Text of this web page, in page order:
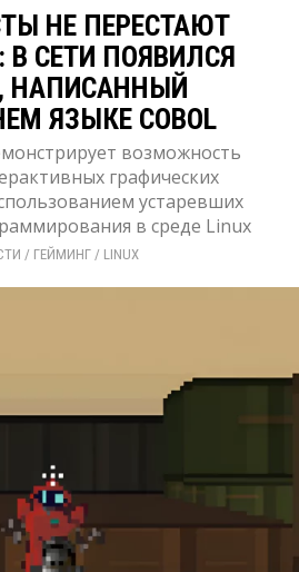
НЕ ПЕРЕСТАЮТ
В СЕТИ ПОЯВИЛСЯ
НАПИСАННЫЙ
ЯЗЫКЕ COBOL
возможность
графических
устаревших
в среде Linux
/ ГЕЙМИНГ / LINUX